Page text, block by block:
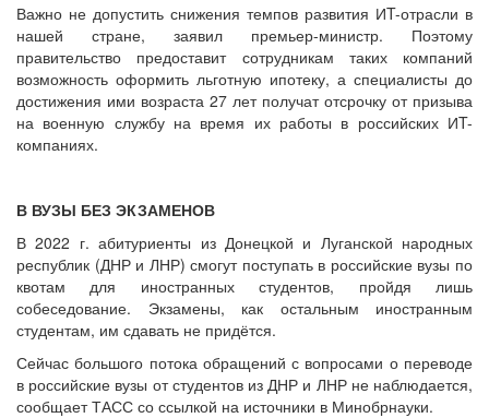
Важно не допустить снижения темпов развития ИT-отрасли в
нашей стране, заявил премьер-министр. Поэтому
правительство предоставит сотрудникам таких компаний
возможность оформить льготную ипотеку, а специалисты до
достижения ими возраста 27 лет получат отсрочку от призыва
на военную службу на время их работы в российских ИT-
компаниях.
В ВУЗЫ БЕЗ ЭКЗАМЕНОВ
В 2022 г. абитуриенты из Донецкой и Луганской народных
республик (ДНР и ЛНР) смогут поступать в российские вузы по
квотам для иностранных студентов, пройдя лишь
собеседование. Экзамены, как остальным иностранным
студентам, им сдавать не придётся.
Сейчас большого потока обращений с вопросами о переводе
в российские вузы от студентов из ДНР и ЛНР не наблюдается,
сообщает ТАСС со ссылкой на источники в Минобрнауки.